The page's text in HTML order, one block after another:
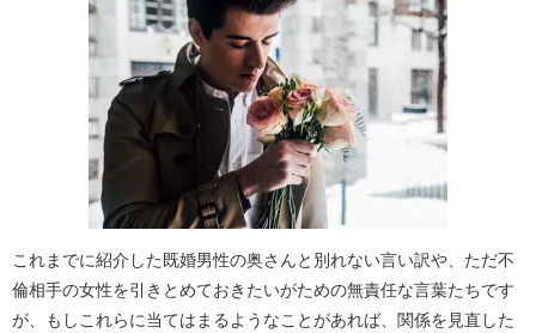
これまでに紹介した既婚男性の奥さんと別れない言い訳や、ただ不
倫相手の女性を引きとめておきたいがための無責任な言葉たちです
が、もしこれらに当てはまるようなことがあれば、関係を見直した